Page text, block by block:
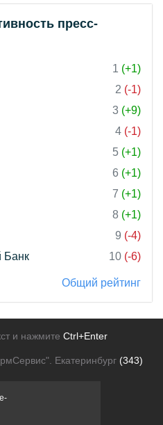
пресс-
1 (+1)
2 (-1)
3 (+9)
4 (-1)
5 (+1)
6 (+1)
7 (+1)
8 (+1)
9 (-4)
Банк
10 (-6)
Общий рейтинг
и нажмите Ctrl+Enter
Екатеринбург (343)